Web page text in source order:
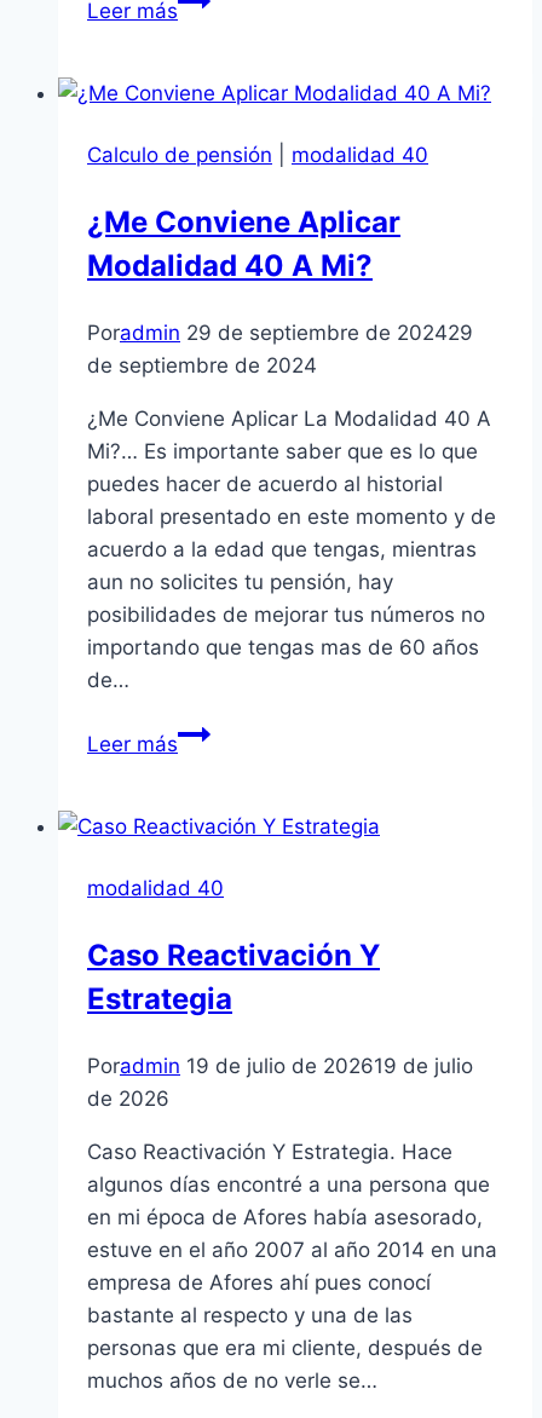
Leer más
Modalidad
en
¿Cuánto
invertir
año?
Calculo de pensión modalidad 40
¿Me Conviene Aplicar
Modalidad 40 A Mi?
Poradmin 29 de septiembre de 202429
de septiembre de 2024
¿Me Conviene Aplicar La Modalidad 40 A
Mi?… Es importante saber que es lo que
puedes hacer de acuerdo al historial
laboral presentado en este momento y de
acuerdo a la edad que tengas, mientras
aun no solicites tu pensión, hay
posibilidades de mejorar tus números no
importando que tengas mas de 60 años
de…
Leer másCosto
Modalidad
en
¿Cuánto
invertir
año?
modalidad 40
Caso Reactivación Y
Estrategia
Poradmin 19 de julio de 202619 de julio
de 2026
Caso Reactivación Y Estrategia. Hace
algunos días encontré a una persona que
en mi época de Afores había asesorado,
estuve en el año 2007 al año 2014 en una
empresa de Afores ahí pues conocí
bastante al respecto y una de las
personas que era mi cliente, después de
muchos años de no verle se…